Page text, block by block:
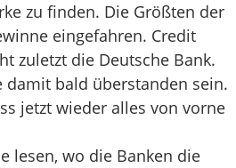
zu finden. Die Größten der
eingefahren. Credit
zuletzt die Deutsche Bank.
damit bald überstanden sein.
jetzt wieder alles von vorne
lesen, wo die Banken die